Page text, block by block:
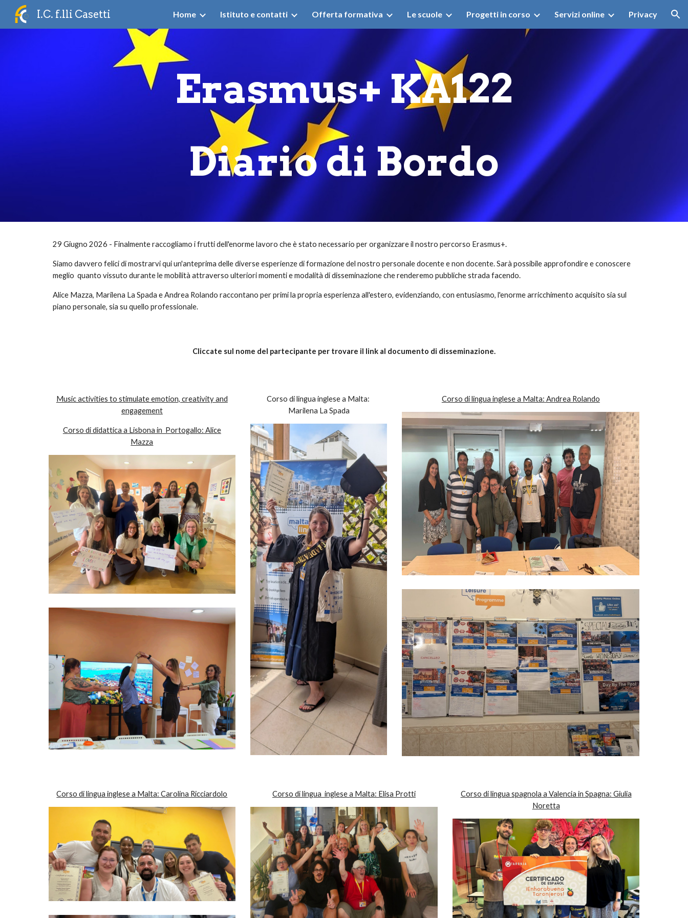
Skip to main content Skip to navigation
I.C. f.lli Casetti Home Istituto e contatti Offerta formativa Le scuole Progetti in corso Servizi online Privacy
Erasmus+ KA122
Diario di Bordo
29 Giugno 2026 - Finalmente raccogliamo i frutti dell'enorme lavoro che è stato necessario per organizzare il nostro percorso Erasmus+.
Siamo davvero felici di mostrarvi qui un'anteprima delle diverse esperienze di formazione del nostro personale docente e non docente. Sarà possibile approfondire e conoscere
meglio quanto vissuto durante le mobilità attraverso ulteriori momenti e modalità di disseminazione che renderemo pubbliche strada facendo.
Alice Mazza, Marilena La Spada e Andrea Rolando raccontano per primi la propria esperienza all'estero, evidenziando, con entusiasmo, l'enorme arricchimento acquisito sia sul
piano personale, sia su quello professionale.
Cliccate sul nome del partecipante per trovare il link al documento di disseminazione.
Music activities to stimulate emotion, creativity and
engagement
Corso di didattica a Lisbona in Portogallo: Alice
Mazza
Corso di lingua inglese a Malta:
Marilena La Spada
Corso di lingua inglese a Malta: Andrea Rolando
Corso di linguainglesea Malta: Carolina Ricciardolo Corso di lingua inglesea Malta: Elisa Protti Corso di lingua spagnola a Valencia in Spagna: Giulia
Noretta